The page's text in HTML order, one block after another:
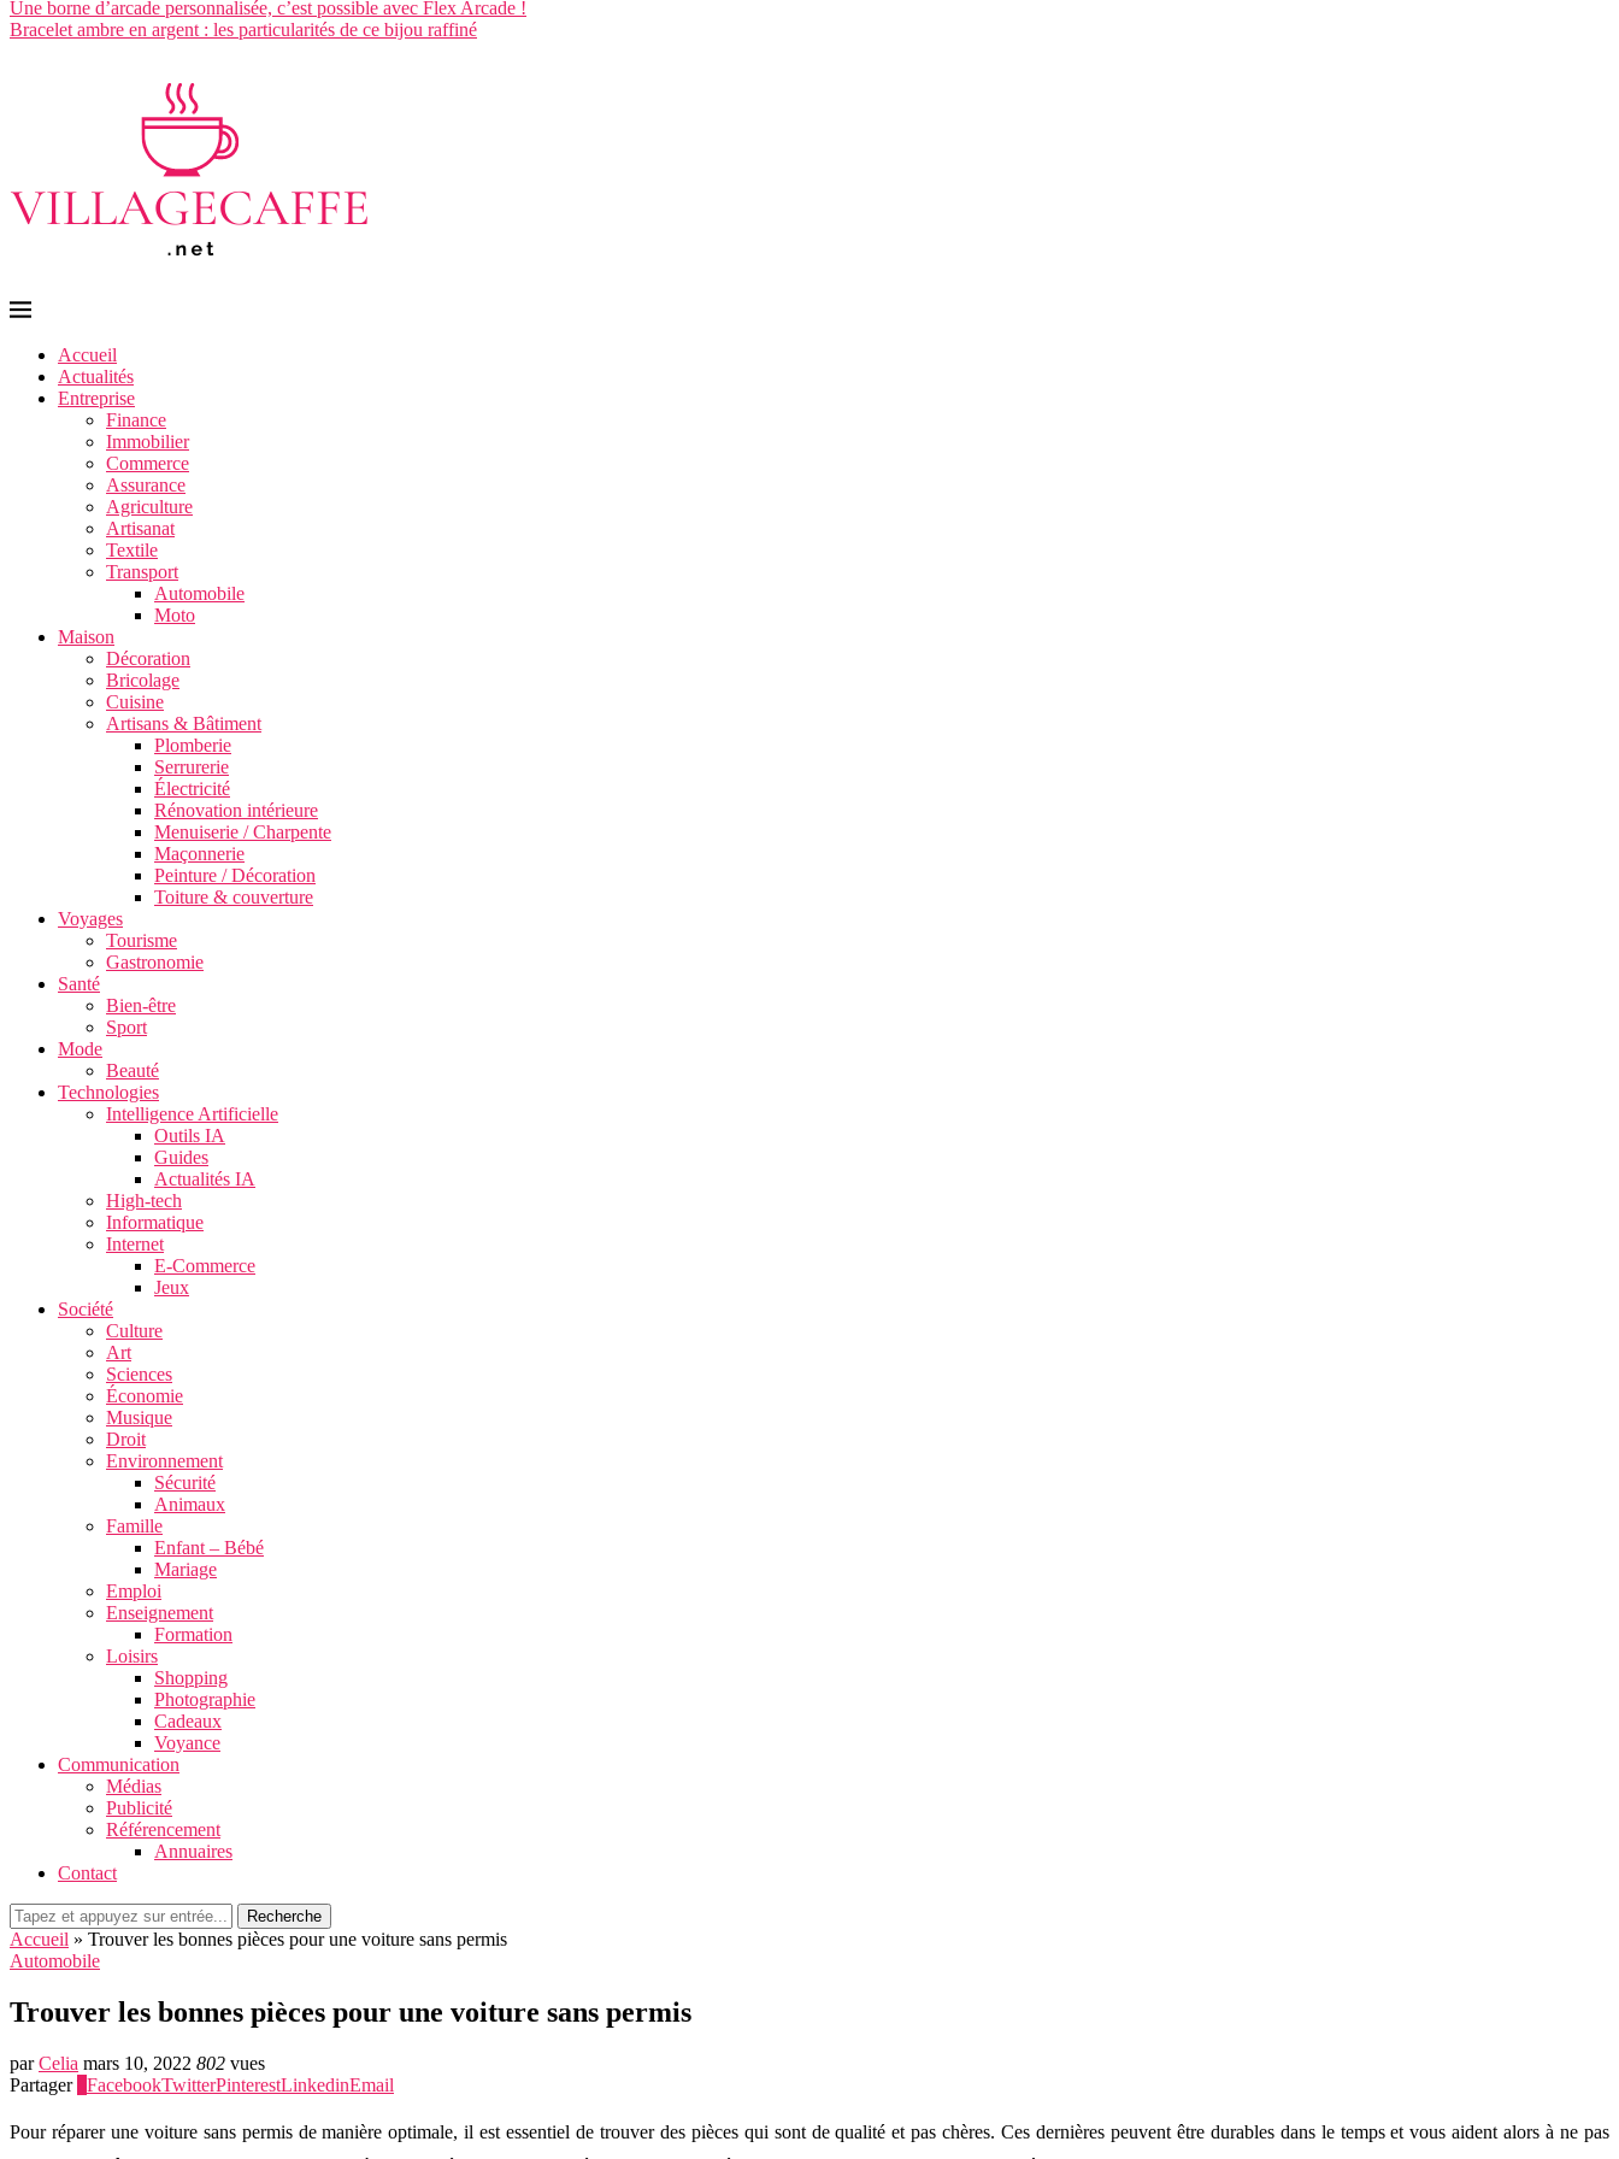
Une borne d’arcade personnalisée, c’est possible avec Flex Arcade !
Bracelet ambre en argent : les particularités de ce bijou raffiné
Accueil
Actualités
Entreprise
Finance
Immobilier
Commerce
Assurance
Agriculture
Artisanat
Textile
Transport
Automobile
Moto
Maison
Décoration
Bricolage
Cuisine
Artisans & Bâtiment
Plomberie
Serrurerie
Électricité
Rénovation intérieure
Menuiserie / Charpente
Maçonnerie
Peinture / Décoration
Toiture & couverture
Voyages
Tourisme
Gastronomie
Santé
Bien-être
Sport
Mode
Beauté
Technologies
Intelligence Artificielle
Outils IA
Guides
Actualités IA
High-tech
Informatique
Internet
E-Commerce
Jeux
Société
Culture
Art
Sciences
Économie
Musique
Droit
Environnement
Sécurité
Animaux
Famille
Enfant – Bébé
Mariage
Emploi
Enseignement
Formation
Loisirs
Shopping
Photographie
Cadeaux
Voyance
Communication
Médias
Publicité
Référencement
Annuaires
Contact
Recherche
Accueil » Trouver les bonnes pièces pour une voiture sans permis
Automobile
Trouver les bonnes pièces pour une voiture sans permis
parCelia mars 10, 2022 802 vues
Partager
FacebookTwitterPinterestLinkedinEmail
Pour réparer une voiture sans permis de manière optimale, il est essentiel de trouver des pièces qui sont de qualité et pas chères. Ces dernières peuvent être durables dans le temps et vous aident alors à ne pas